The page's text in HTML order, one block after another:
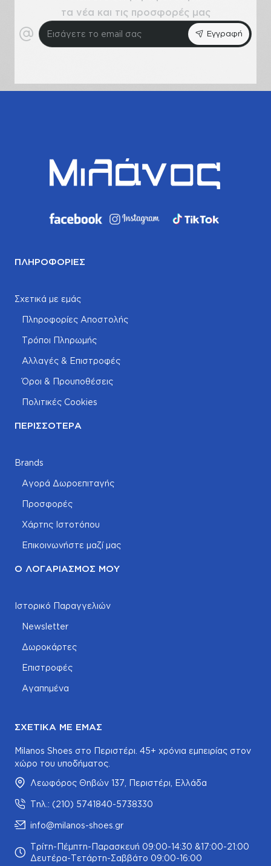
τα νέα και τις προσφορές μας
Εισάγετε
το
email
Εγγραφή
ΠΛΗΡΟΦΟΡΊΕΣ
Σχετικά με εμάς
Πληροφορίες Αποστολής
Τρόποι Πληρωμής
Αλλαγές & Επιστροφές
Όροι & Προυποθέσεις
Πολιτικές Cookies
ΠΕΡΙΣΣΌΤΕΡΑ
Brands
Αγορά Δωροεπιταγής
Προσφορές
Χάρτης Ιστοτόπου
Επικοινωνήστε μαζί μας
Ο ΛΟΓΑΡΙΑΣΜΌΣ ΜΟΥ
Ιστορικό Παραγγελιών
Newsletter
Δωροκάρτες
Επιστροφές
Αγαπημένα
ΣΧΕΤΙΚΆ ΜΕ ΕΜΆΣ
Milanos Shoes στο Περιστέρι. 45+ χρόνια εμπειρίας στον
χώρο του υποδήματος.
Λεωφόρος Θηβών 137, Περιστέρι, Ελλάδα
Τηλ.: (210) 5741840-5738330
info@milanos-shoes.gr
Τρίτη-Πέμπτη-Παρασκευή 09:00-14:30 &17:00-21:00
Δευτέρα-Τετάρτη-Σαββάτο 09:00-16:00